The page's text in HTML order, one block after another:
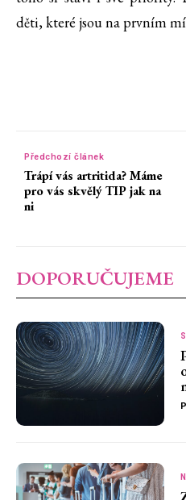
děti, které jsou na prvním
Předchozí článek
Trápí vás artritida? Máme
pro vás skvělý TIP jak na
ni
DOPORUČUJEME